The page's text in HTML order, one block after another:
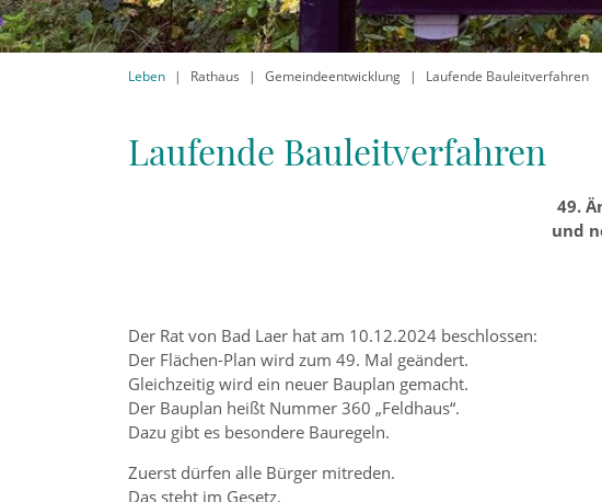
Leben Rathaus Gemeindeentwicklung Laufende Bauleitverfahren
Laufende Bauleitverfahren
49.
und
Der Rat von Bad Laer hat am 10.12.2024 beschlossen:
Der Flächen-Plan wird zum 49. Mal geändert.
Gleichzeitig wird ein neuer Bauplan gemacht.
Der Bauplan heißt Nummer 360 „Feldhaus“.
Dazu gibt es besondere Bauregeln.
Zuerst dürfen alle Bürger mitreden.
Das steht im Gesetz.